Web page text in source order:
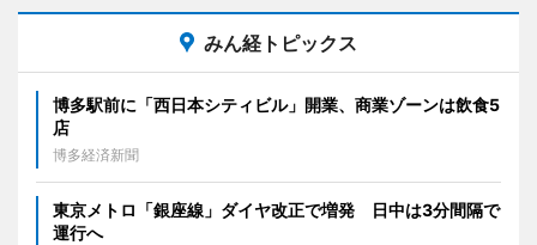
みん経トピックス
博多駅前に「西日本シティビル」開業、商業ゾーンは飲食5
店
博多経済新聞
東京メトロ「銀座線」ダイヤ改正で増発 日中は3分間隔で
運行へ